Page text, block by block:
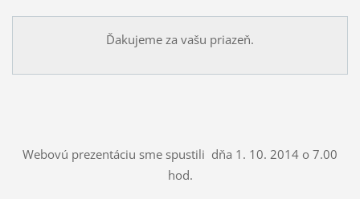
Ďakujeme za vašu priazeň.
Webovú prezentáciu sme spustili dňa 1. 10. 2014 o 7.00
hod.